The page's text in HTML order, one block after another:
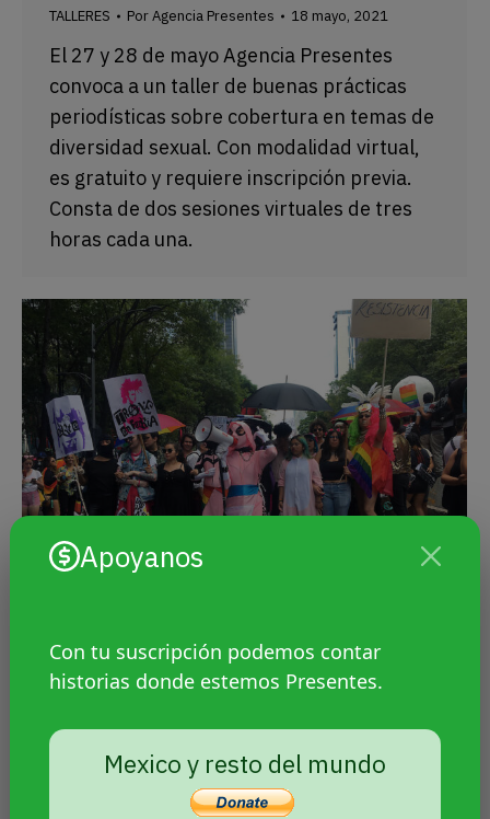
Apoyanos
Con tu suscripción podemos contar
historias donde estemos Presentes.
Mexico y resto del mundo
TALLERES PorAgencia Presentes 18 mayo, 2021
El 27 y 28 de mayo Agencia Presentes
convoca a un taller de buenas prácticas
periodísticas sobre cobertura en temas de
diversidad sexual. Con modalidad virtual,
es gratuito y requiere inscripción previa.
Consta de dos sesiones virtuales de tres
horas cada una.
10 consejos de comunicación para
ACTUALIDAD
8 diciembre, 2019
Luchadoras MX y Agencia Presentes